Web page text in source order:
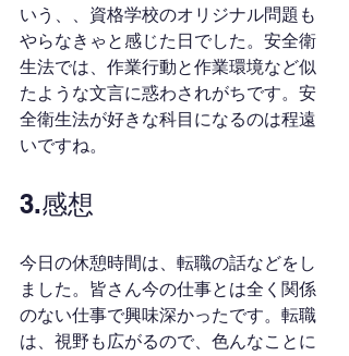
いう、、資格学校のオリジナル問題も
やらなきゃと感じた日でした。安全衛
生法では、作業行動と作業環境など似
たような文言に惑わされがちです。安
全衛生法が好きな科目になるのは程遠
いですね。
3.感想
今日の休憩時間は、転職の話などをし
ました。皆さん今の仕事とは全く関係
のない仕事で興味深かったです。転職
は、視野も広がるので、色んなことに